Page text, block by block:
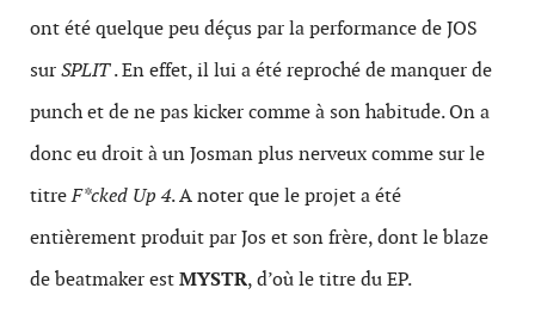
ont été quelque peu déçus par la performance de JOS
surSPLIT. En effet, il lui a été reproché de manquer de
punch et de ne pas kicker comme à son habitude. On a
donc eu droit à un Josman plus nerveux comme sur le
titreF*cked Up 4. A noter que le projet a été
entièrement produit par Jos et son frère, dont le blaze
de beatmaker estMYSTR, d’où le titre du EP.